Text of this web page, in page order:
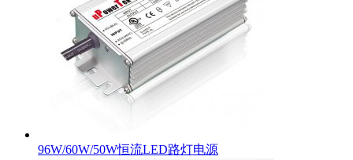
96W/60W/50W恒流LED路灯电源